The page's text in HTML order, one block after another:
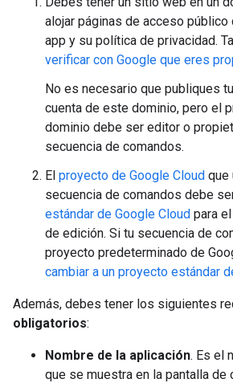
alojar páginas de acceso público
app y su política de privacidad.
verificar con Google que eres
No es necesario que publiques
cuenta de este dominio, pero el
dominio debe ser editor o
secuencia de comandos.
El proyecto de Google Cloud que
secuencia de comandos debe
estándar de Google Cloud para
de edición. Si tu secuencia de
proyecto predeterminado de
cambiar a un proyecto estándar
Además, debes tener los siguientes
obligatorios:
Nombre de la aplicación. Es el
que se muestra en la pantalla de